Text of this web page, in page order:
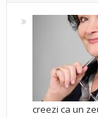
creezi ca un